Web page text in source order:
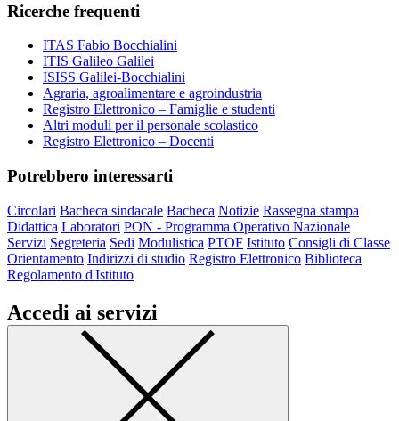
Ricerche frequenti
ITAS Fabio Bocchialini
ITIS Galileo Galilei
ISISS Galilei-Bocchialini
Agraria, agroalimentare e agroindustria
Registro Elettronico – Famiglie e studenti
Altri moduli per il personale scolastico
Registro Elettronico – Docenti
Potrebbero interessarti
Circolari Bacheca sindacale Bacheca Notizie Rassegna stampa
Didattica Laboratori PON - Programma Operativo Nazionale
Servizi Segreteria Sedi Modulistica PTOF Istituto Consigli di Classe
Orientamento Indirizzi di studio Registro Elettronico Biblioteca
Regolamento d'Istituto
Accedi ai servizi